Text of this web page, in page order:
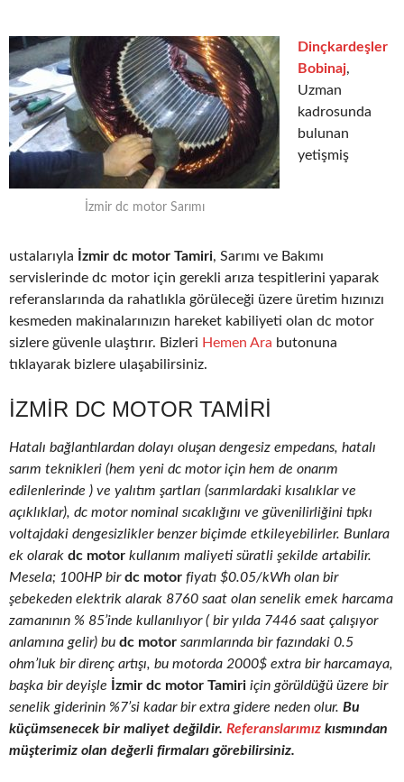
İzmir dc motor Sarımı
Dinçkardeşler
Bobinaj,
Uzman
kadrosunda
bulunan
yetişmiş
ustalarıyla İzmir dc motor Tamiri, Sarımı ve Bakımı
servislerinde dc motor için gerekli arıza tespitlerini yaparak
referanslarında da rahatlıkla görüleceği üzere üretim hızınızı
kesmeden makinalarınızın hareket kabiliyeti olan dc motor
sizlere güvenle ulaştırır. Bizleri Hemen Ara butonuna
tıklayarak bizlere ulaşabilirsiniz.
İZMIR DC MOTOR TAMIRI
Hatalı bağlantılardan dolayı oluşan dengesiz empedans, hatalı
sarım teknikleri (hem yeni dc motor için hem de onarım
edilenlerinde ) ve yalıtım şartları (sarımlardaki kısalıklar ve
açıklıklar), dc motor nominal sıcaklığını ve güvenilirliğini tıpkı
voltajdaki dengesizlikler benzer biçimde etkileyebilirler. Bunlara
ek olarak dc motor kullanım maliyeti süratli şekilde artabilir.
Mesela; 100HP birdc motor fiyatı $0.05/kWh olan bir
şebekeden elektrik alarak 8760 saat olan senelik emek harcama
zamanının % 85’inde kullanılıyor ( bir yılda 7446 saat çalışıyor
anlamına gelir) bu dc motor sarımlarında bir fazındaki 0.5
ohm’luk bir direnç artışı, bu motorda 2000$ extra bir harcamaya,
başka bir deyişle İzmir dc motor Tamiri için görüldüğü üzere bir
senelik giderinin %7’si kadar bir extra gidere neden olur. Bu
küçümsenecek bir maliyet değildir. Referanslarımız kısmından
müşterimiz olan değerli firmaları görebilirsiniz.